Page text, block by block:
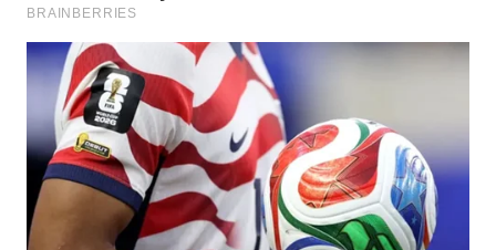
HEALTH
WAHANA
DESA
WISATA
LAPAK
WAHANA